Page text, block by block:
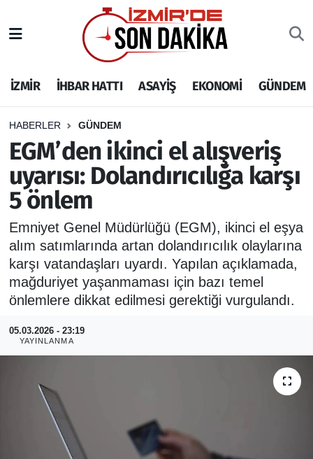
İZMİR İHBAR HATTI ASAYİŞ EKONOMİ GÜNDEM
HABERLER GÜNDEM
EGM’den ikinci el alışveriş
uyarısı: Dolandırıcılığa karşı
5 önlem
Emniyet Genel Müdürlüğü (EGM), ikinci el eşya
alım satımlarında artan dolandırıcılık olaylarına
karşı vatandaşları uyardı. Yapılan açıklamada,
mağduriyet yaşanmaması için bazı temel
önlemlere dikkat edilmesi gerektiği vurgulandı.
05.03.2026 - 23:19
YAYINLANMA
İHBAR HATTI
DEPREM
GENEL
EKONOMİ
SİYASET
SPOR
ASAYİŞ
RESMİ REKLAM
İzmir Nöbetçi Eczaneler
İzmir Hava Durumu
İzmir Namaz Vakitleri
İzmir Trafik Yoğunluk Haritası
Puan Durumu ve Fikstür
Tüm Manşetler
Son Dakika Haberleri
Haber Arşivi